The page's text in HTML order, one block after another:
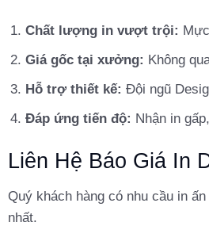
Chất lượng in vượt trội:
Giá gốc tại xưởng: Không
Hỗ trợ thiết kế: Đội ngũ
Đáp ứng tiến độ: Nhận in
Liên Hệ Báo Giá In
Quý khách hàng có nhu cầu in
nhất.